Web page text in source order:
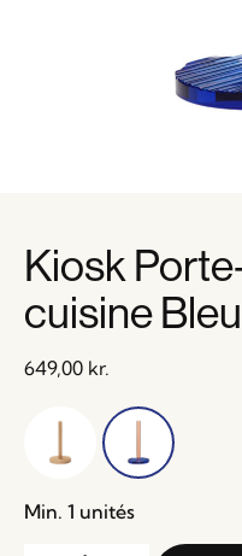
Kiosk
cuisine
649,00 kr.
Min. 1 unités